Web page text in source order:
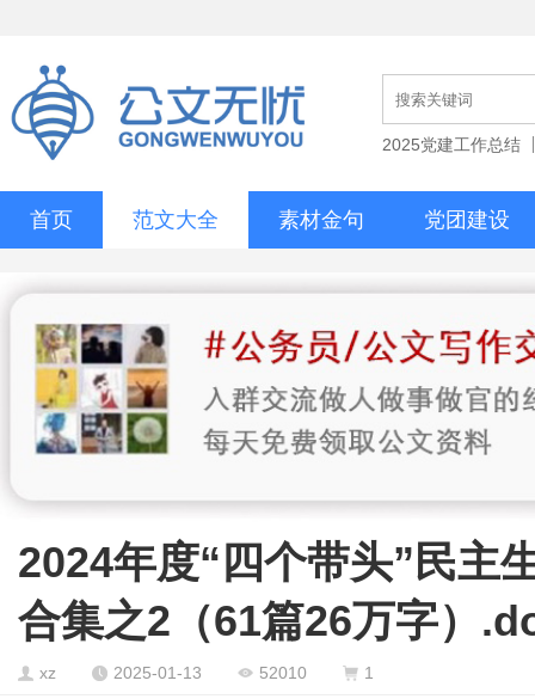
2025党建工作总结
首页 范文大全 素材金句 党团建设
2024年度“四个带头”民主
合集之2（61篇26万字）
xz 2025-01-13 52010 1